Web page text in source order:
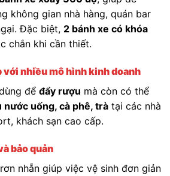
không gian nhà hàng, quán bar
Đặc biệt, 2 bánh xe có khóa
chắn khi cần thiết.
với nhiều mô hình kinh doanh
để đẩy rượu mà còn có thể
nước uống, cà phê, trà tại các nhà
khách sạn cao cấp.
bảo quản
nhẵn giúp việc vệ sinh đơn giản